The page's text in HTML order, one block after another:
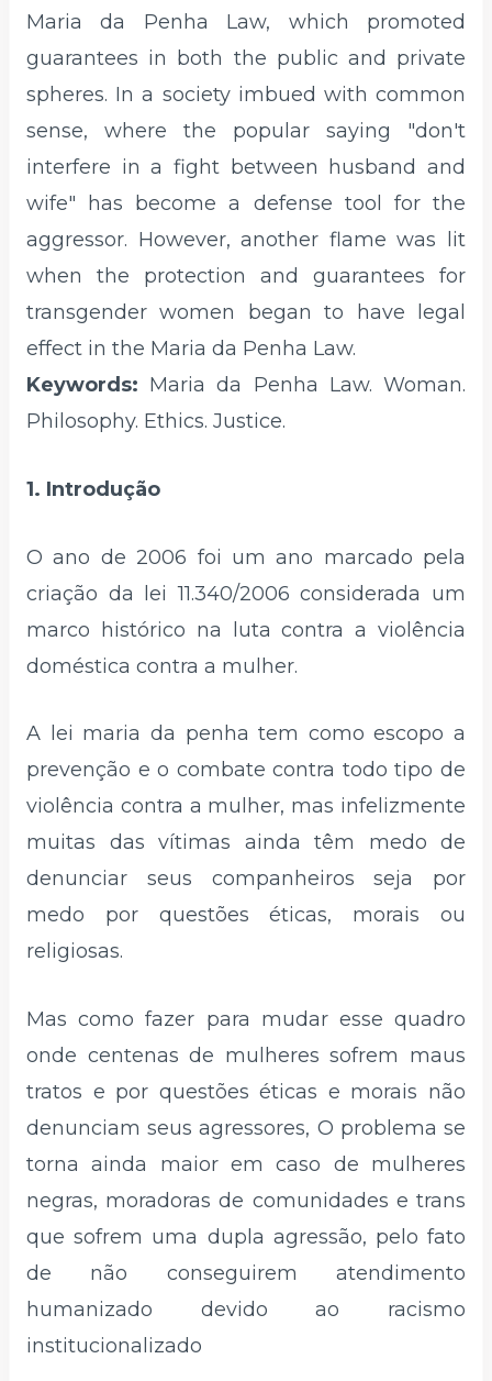
Maria da Penha Law, which promoted
guarantees in both the public and private
spheres. In a society imbued with common
sense, where the popular saying "don't
interfere in a fight between husband and
wife" has become a defense tool for the
aggressor. However, another flame was lit
when the protection and guarantees for
transgender women began to have legal
effect in the Maria da Penha Law.
Keywords: Maria da Penha Law. Woman.
Philosophy. Ethics. Justice.
1. Introdução
O ano de 2006 foi um ano marcado pela
criação da lei 11.340/2006 considerada um
marco histórico na luta contra a violência
doméstica contra a mulher.
A lei maria da penha tem como escopo a
prevenção e o combate contra todo tipo de
violência contra a mulher, mas infelizmente
muitas das vítimas ainda têm medo de
denunciar seus companheiros seja por
medo por questões éticas, morais ou
religiosas.
Mas como fazer para mudar esse quadro
onde centenas de mulheres sofrem maus
tratos e por questões éticas e morais não
denunciam seus agressores, O problema se
torna ainda maior em caso de mulheres
negras, moradoras de comunidades e trans
que sofrem uma dupla agressão, pelo fato
de não conseguirem atendimento
humanizado devido ao racismo
institucionalizado